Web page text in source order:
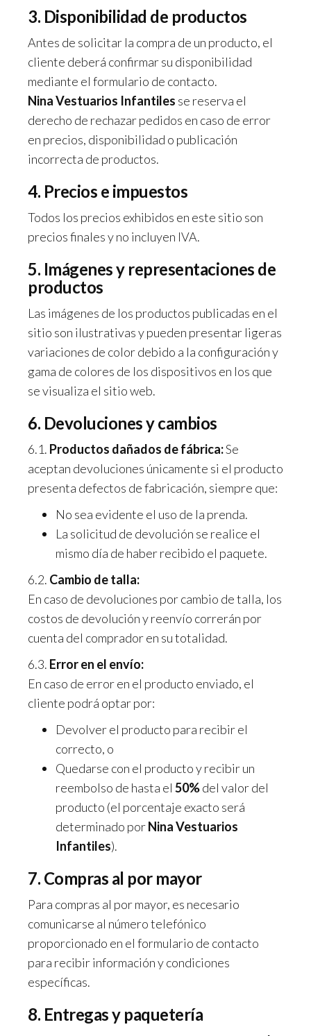
3. Disponibilidad de productos
Antes de solicitar la compra de un producto, el
cliente deberá confirmar su disponibilidad
mediante el formulario de contacto.
Nina Vestuarios Infantiles se reserva el
derecho de rechazar pedidos en caso de error
en precios, disponibilidad o publicación
incorrecta de productos.
4. Precios e impuestos
Todos los precios exhibidos en este sitio son
precios finales y no incluyen IVA.
5. Imágenes y representaciones de
productos
Las imágenes de los productos publicadas en el
sitio son ilustrativas y pueden presentar ligeras
variaciones de color debido a la configuración y
gama de colores de los dispositivos en los que
se visualiza el sitio web.
6. Devoluciones y cambios
6.1. Productos dañados de fábrica:Se
aceptan devoluciones únicamente si el producto
presenta defectos de fabricación, siempre que:
No sea evidente el uso de la prenda.
La solicitud de devolución se realice el
mismo día de haber recibido el paquete.
6.2. Cambio de talla:
En caso de devoluciones por cambio de talla, los
costos de devolución y reenvío correrán por
cuenta del comprador en su totalidad.
6.3. Error en el envío:
En caso de error en el producto enviado, el
cliente podrá optar por:
Devolver el producto para recibir el
correcto, o
Quedarse con el producto y recibir un
reembolso de hasta el 50%del valor del
producto (el porcentaje exacto será
determinado porNina Vestuarios
Infantiles).
7. Compras al por mayor
Para compras al por mayor, es necesario
comunicarse al número telefónico
proporcionado en el formulario de contacto
para recibir información y condiciones
específicas.
8. Entregas y paquetería